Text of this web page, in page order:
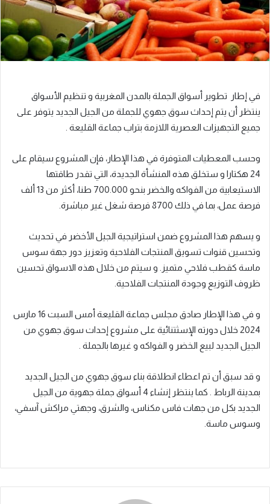
في إطار تطوير أسواق الجملة بالمدن المغربية و تنظيم الأسواق
ينتظر أن يتم إحداث سوق جهوي للجملة من الجيل الجديد يتوفر على
جميع التجهيزات العصرية اللازمة بتراب جماعة القليعة .
وحسب المعطيات المتوفرة في هذا الإطار، فإن المشروع سيقام على
24 هكتارا و ستخلق هذه المنشأة الجديدة، التي تقدر طاقتها
الاستيعابية من الفواكه والخضر بنحو 700.000 طنا، أكثر من 13 ألف
فرصة عمل، بما في ذلك 8700 فرصة شغل غير مباشرة.
و يسهم هذا المشروع ضمن استراتيجية الجيل الأخضر في تحديث
وتحسين قنوات تسويق المنتجات الفلاحية وتعزيز دور جهة سوس
ماسة كقطب فلاحي متميز. و سيتم من خلال هذه الاسواق تحسين
ظروف التوزيع وجودة المنتجات الفلاحية.
و في هذا الإطار صادق مجلس جماعة القليعة أمس السبت 16 مارس
2024 خلال دورته الإسثتنائية على مشروع إحدات سوق جهوي من
الجيل الجديد لبيع الخضر و الفواكه و غيرها بالجملة .
و قد سبق أن تم اعطاء انطلاقة بناء سوق جهوي من الجيل الجديد
بمدينة الرباط . كما ينتظر إنشاء 4 أسواق جملة جهوية من الجيل
الجديد بكل من جهات فاس مكناس، والشرق، وجهتي مراكش آسفي،
وسوس ماسة.